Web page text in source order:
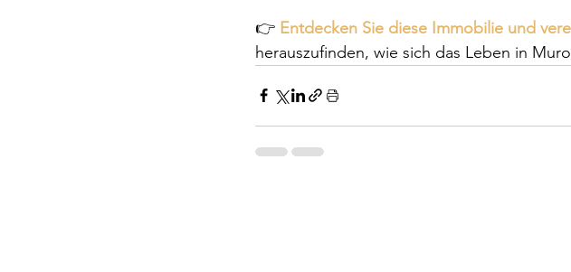
👉 Entdecken Sie diese Immobilie und
herauszufinden, wie sich das Leben in